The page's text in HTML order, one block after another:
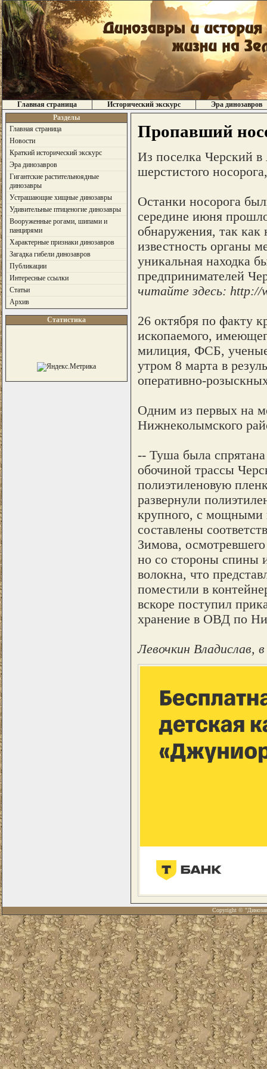
Главная страница Исторический экскурс
Эра динозавров
Разделы
Главная страница
Новости
Краткий исторический экскурс
Эра динозавров
Гигантские растительноядные
динозавры
Устрашающие хищные динозавры
Удивительные птиценогие динозавры
Вооруженные рогами, шипами и
панцирями
Характерные признаки динозавров
Загадка гибели динозавров
Публикации
Интересные ссылки
Статьи
Архив
Статистика
Пропавший
Из поселка Черский в
шерстистого
Останки носорога
середине июня
обнаружения, так
известность органы
уникальная находка
предпринимателей
читайте здесь: http://
26 октября по факту
ископаемого,
милиция, ФСБ,
утром 8 марта в
оперативно-
Одним из первых на
Нижнеколымского
-- Туша была
обочиной трассы
полиэтиленовую
развернули
крупного, с мощными
составлены
Зимова,
но со стороны спины
волокна, что
поместили в
вскоре поступил
хранение в ОВД по
Левочкин Владислав,
Copyright ©